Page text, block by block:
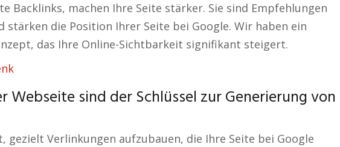
Backlinks, machen Ihre Seite stärker. Sie sind Empfehlungen
stärken die Position Ihrer Seite bei Google. Wir haben ein
das Ihre Online-Sichtbarkeit signifikant steigert.
Webseite sind der Schlüssel zur Generierung von
gezielt Verlinkungen aufzubauen, die Ihre Seite bei Google